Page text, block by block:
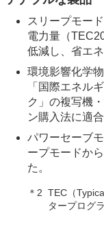
スリープモー
電力量（
低減し、省エ
環境影響化学
「国際エネル
ク」の複写機
ン購入法に適
パワーセーブ
ープモードか
た。
＊2 TEC（
タープログ